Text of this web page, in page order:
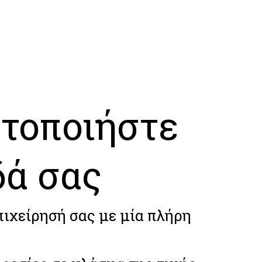
σας
σας με μία πλήρη